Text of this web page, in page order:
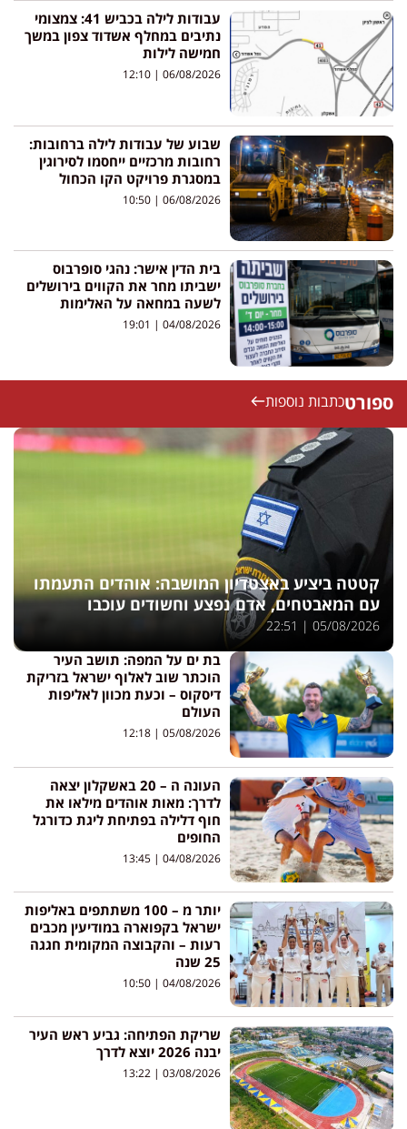
עבודות לילה בכביש 41: צמצומי
נתיבים במחלף אשדוד צפון במשך
חמישה לילות
06/08/2026
שבוע של עבודות לילה ברחובות:
רחובות מרכזיים ייחסמו לסירוגין
במסגרת פרויקט הקו הכחול
06/08/2026
בית הדין אישר: נהגי סופרבוס
ישביתו מחר את הקווים בירושלים
לשעה במחאה על האלימות
04/08/2026
ספורטכתבות נוספות
קטטה ביציע באצטדיון המושבה: אוהדים התעמתו
עם המאבטחים, אדם נפצע וחשודים עוכבו
05/08/2026
בת ים על המפה: תושב העיר
הוכתר שוב לאלוף ישראל בזריקת
דיסקוס – וכעת מכוון לאליפות
העולם
05/08/2026
העונה ה – 20 באשקלון יצאה
לדרך: מאות אוהדים מילאו את
חוף דלילה בפתיחת ליגת כדורגל
החופים
04/08/2026
יותר מ – 100 משתתפים באליפות
ישראל בקפוארה במודיעין מכבים
רעות – והקבוצה המקומית חגגה
25 שנה
04/08/2026
שריקת הפתיחה: גביע ראש העיר
יבנה 2026 יוצא לדרך
03/08/2026